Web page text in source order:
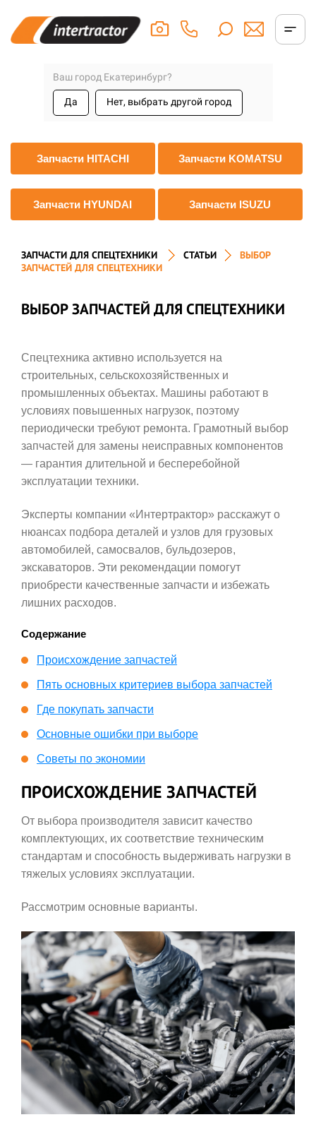
Ваш город Екатеринбург?
Да Нет, выбрать другой город
Запчасти HITACHI Запчасти KOMATSU
Запчасти HYUNDAI Запчасти ISUZU
ЗАПЧАСТИ ДЛЯ СПЕЦТЕХНИКИ СТАТЬИ
ВЫБОР
ЗАПЧАСТЕЙ ДЛЯ СПЕЦТЕХНИКИ
ВЫБОР ЗАПЧАСТЕЙ ДЛЯ СПЕЦТЕХНИКИ
Спецтехника активно используется на
строительных, сельскохозяйственных и
промышленных объектах. Машины работают в
условиях повышенных нагрузок, поэтому
периодически требуют ремонта. Грамотный выбор
запчастей для замены неисправных компонентов
— гарантия длительной и бесперебойной
эксплуатации техники.
Эксперты компании «Интертрактор» расскажут о
нюансах подбора деталей и узлов для грузовых
автомобилей, самосвалов, бульдозеров,
экскаваторов. Эти рекомендации помогут
приобрести качественные запчасти и избежать
лишних расходов.
Содержание
Происхождение запчастей
Пять основных критериев выбора запчастей
Где покупать запчасти
Основные ошибки при выборе
Советы по экономии
ПРОИСХОЖДЕНИЕ ЗАПЧАСТЕЙ
От выбора производителя зависит качество
комплектующих, их соответствие техническим
стандартам и способность выдерживать нагрузки в
тяжелых условиях эксплуатации.
Рассмотрим основные варианты.